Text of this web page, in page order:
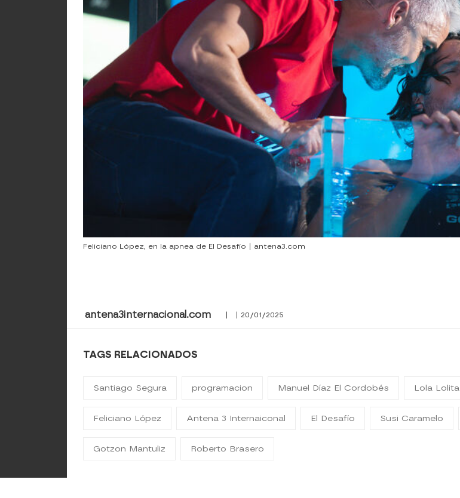
Feliciano López, en la apnea de El Desafío | antena3.com
antena3internacional.com | | 20/01/2025
TAGS RELACIONADOS
Santiago Segura programacion Manuel Díaz El Cordobés Lola Lolita
Feliciano López Antena 3 Internaiconal El Desafío Susi Caramelo
Gotzon Mantuliz Roberto Brasero